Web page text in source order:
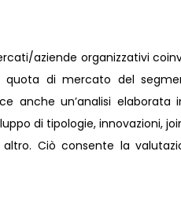
aziende organizzativi
quota di mercato del
anche un’analisi elaborata
di tipologie, innovazioni,
Ciò consente la